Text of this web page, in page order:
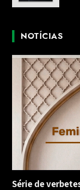
NOTÍCIAS
Série de